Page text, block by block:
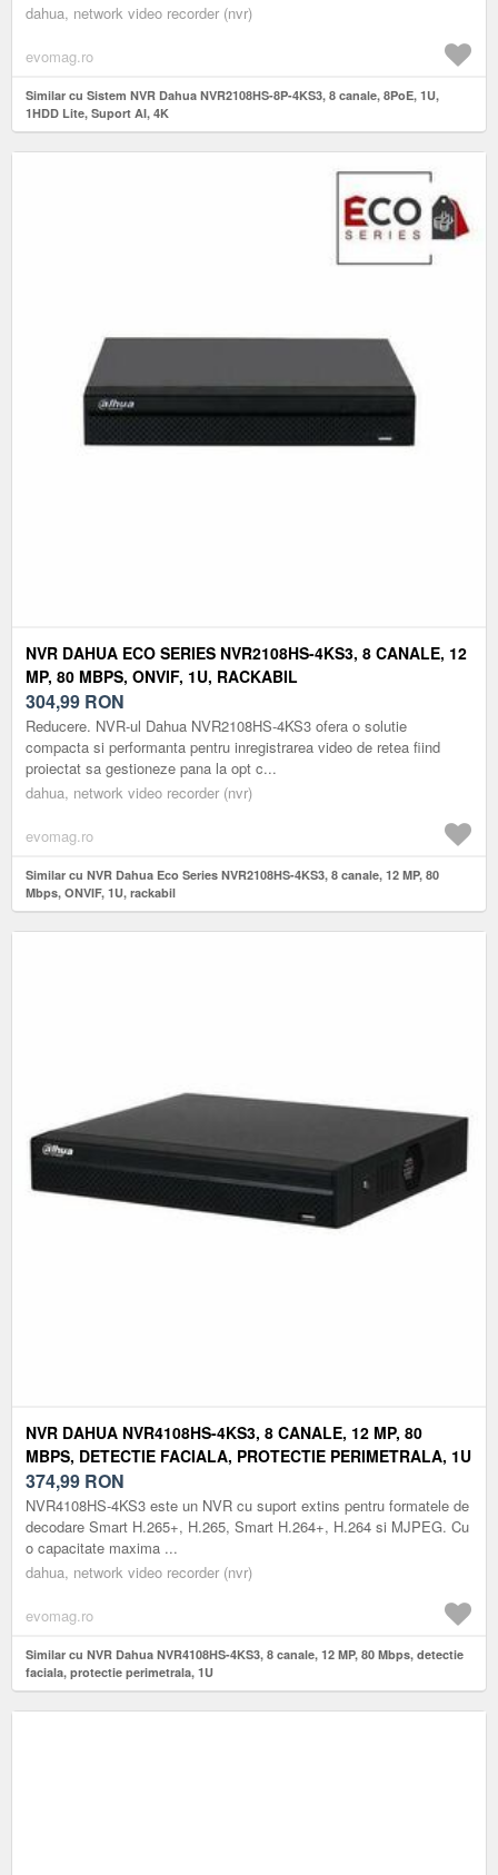
dahua, network video recorder (nvr)
evomag.ro
Similar cu Sistem NVR Dahua NVR2108HS-8P-4KS3, 8 canale, 8PoE, 1U,
1HDD Lite, Suport AI, 4K
NVR DAHUA ECO SERIES NVR2108HS-4KS3, 8 CANALE, 12
MP, 80 MBPS, ONVIF, 1U, RACKABIL
304,99 RON
Reducere. NVR-ul Dahua NVR2108HS-4KS3 ofera o solutie
compacta si performanta pentru inregistrarea video de retea fiind
proiectat sa gestioneze pana la opt c...
dahua, network video recorder (nvr)
evomag.ro
Similar cu NVR Dahua Eco Series NVR2108HS-4KS3, 8 canale, 12 MP, 80
Mbps, ONVIF, 1U, rackabil
NVR DAHUA NVR4108HS-4KS3, 8 CANALE, 12 MP, 80
MBPS, DETECTIE FACIALA, PROTECTIE PERIMETRALA, 1U
374,99 RON
NVR4108HS-4KS3 este un NVR cu suport extins pentru formatele de
decodare Smart H.265+, H.265, Smart H.264+, H.264 si MJPEG. Cu
o capacitate maxima ...
dahua, network video recorder (nvr)
evomag.ro
Similar cu NVR Dahua NVR4108HS-4KS3, 8 canale, 12 MP, 80 Mbps, detectie
faciala, protectie perimetrala, 1U